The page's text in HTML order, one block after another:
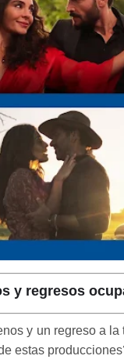
y regresos
y un regreso a
estas